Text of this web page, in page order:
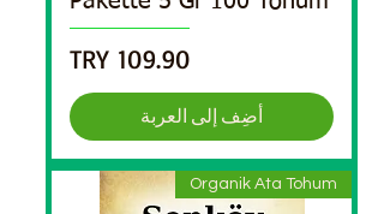
السعر
أضِف إلى العربة
Organik Ata Tohum